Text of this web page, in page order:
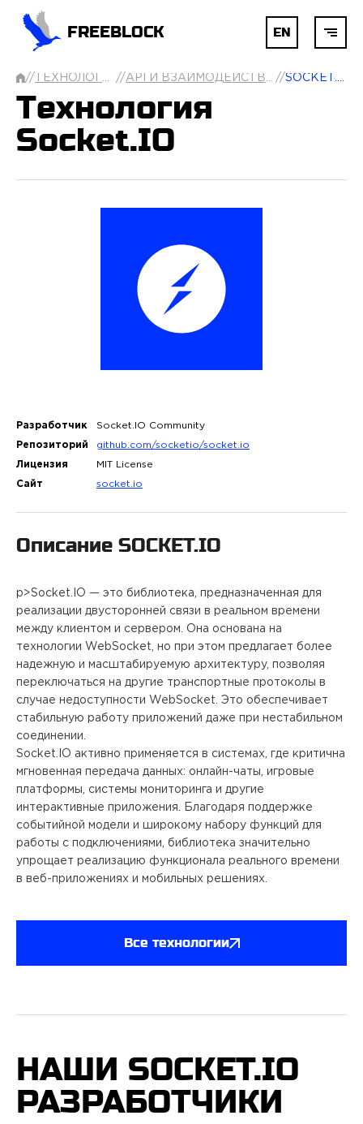
FREEBLOCK EN
// // //
ГЛАВНАЯ
РАЗРАБОТКА
УСЛУГИ
ПРОЕКТЫ
КОНТАКТЫ
БЛОГ
ВАКАНСИИ
Технология
Socket.IO
Разработчик Socket.IO Community
Репозиторий github.com/socketio/socket.io
Лицензия MIT License
Сайт socket.io
Описание SOCKET.IO
p>Socket.IO — это библиотека, предназначенная для
реализации двусторонней связи в реальном времени
между клиентом и сервером. Она основана на
технологии WebSocket, но при этом предлагает более
надежную и масштабируемую архитектуру, позволяя
переключаться на другие транспортные протоколы в
случае недоступности WebSocket. Это обеспечивает
стабильную работу приложений даже при нестабильном
соединении.
Socket.IO активно применяется в системах, где критична
мгновенная передача данных: онлайн-чаты, игровые
платформы, системы мониторинга и другие
интерактивные приложения. Благодаря поддержке
событийной модели и широкому набору функций для
работы с подключениями, библиотека значительно
упрощает реализацию функционала реального времени
в веб-приложениях и мобильных решениях.
Все технологии
НАШИ SOCKET.IO
РАЗ­РА­БОТ­ЧИ­КИ